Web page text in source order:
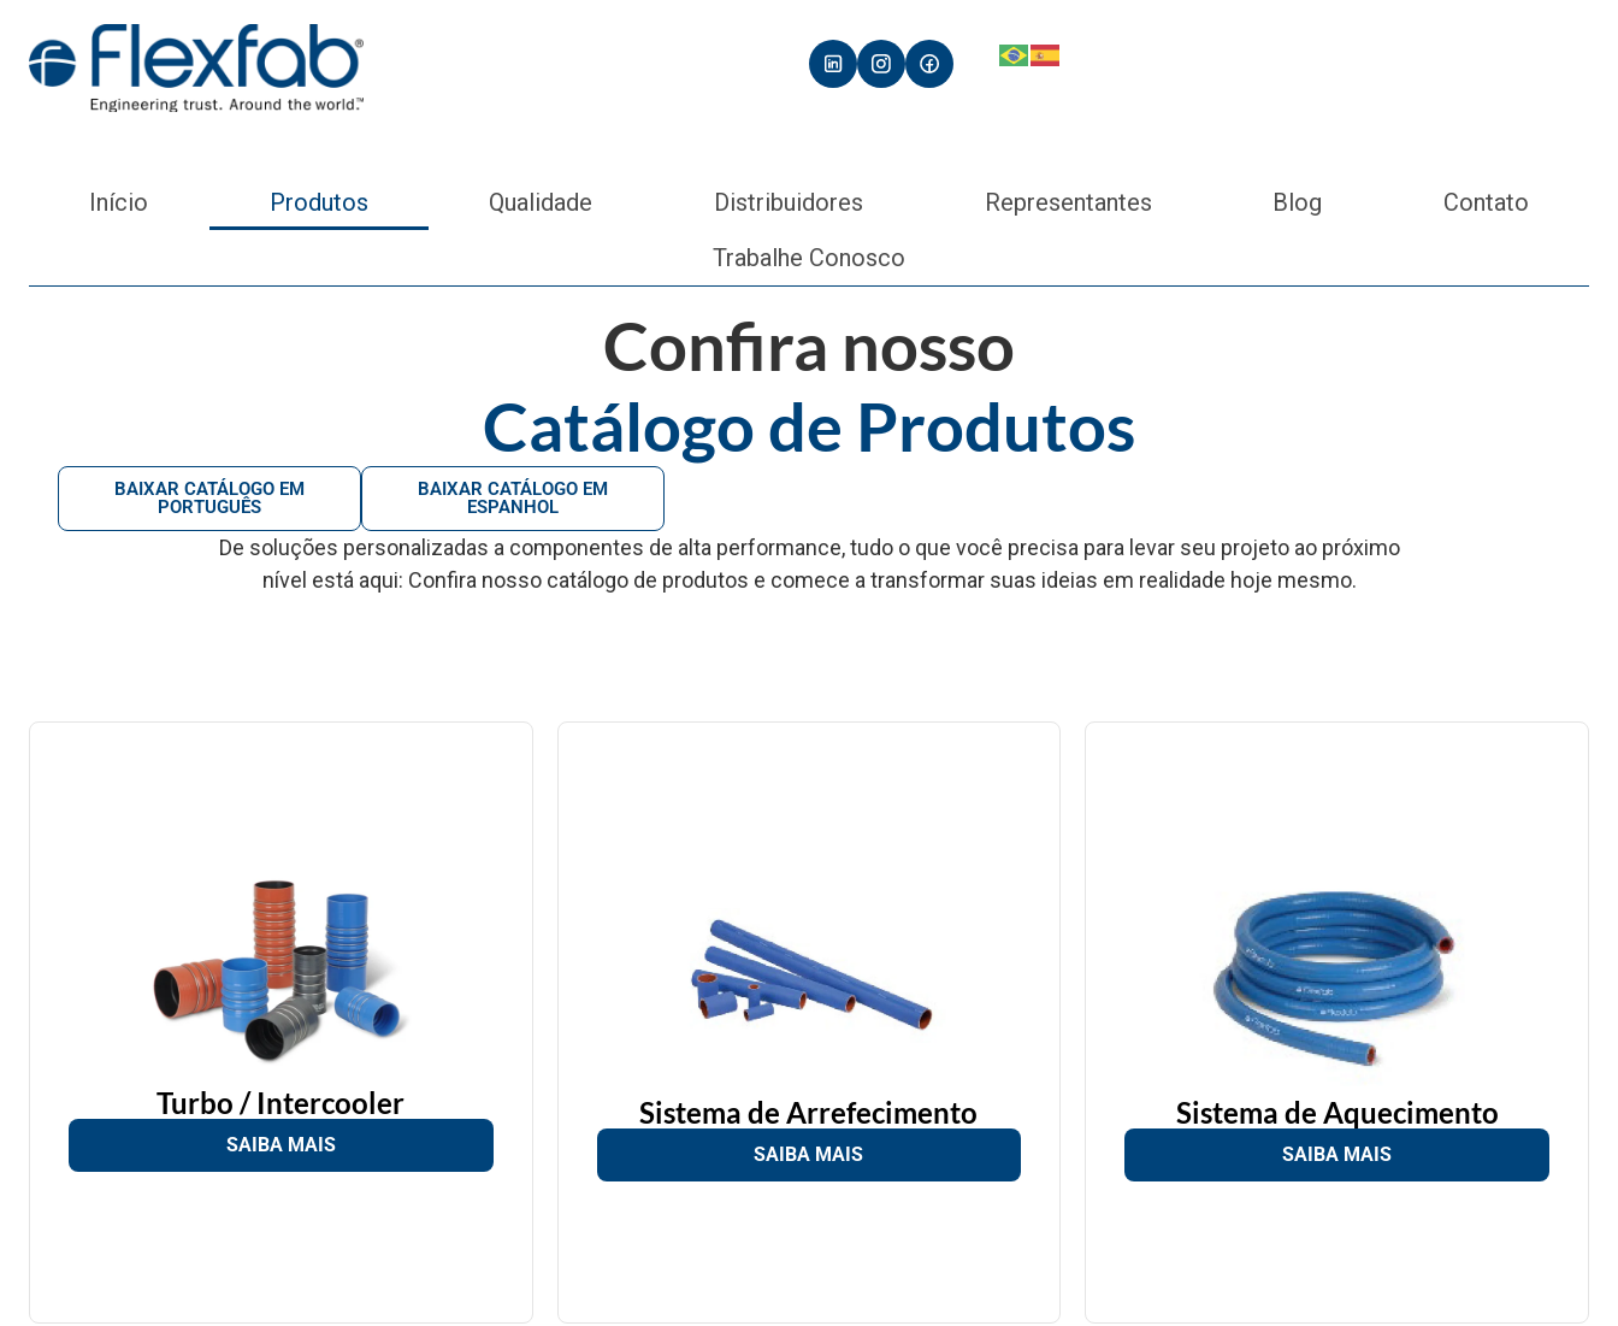
Início Produtos Qualidade Distribuidores Representantes Blog
Contato
Trabalhe Conosco
Confira nosso
Catálogo de Produtos
BAIXAR CATÁLOGO EM
PORTUGUÊS
BAIXAR CATÁLOGO EM
ESPANHOL
De soluções personalizadas a componentes de alta performance, tudo o que você precisa para levar seu projeto ao próximo
nível está aqui: Confira nosso catálogo de produtos e comece a transformar suas ideias em realidade hoje mesmo.
Turbo / Intercooler
SAIBA MAIS
Sistema de Arrefecimento
SAIBA MAIS
Sistema de Aquecimento
SAIBA MAIS